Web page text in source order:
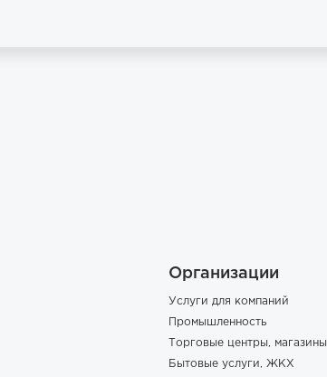
Организации
Услуги для компаний
Промышленность
Торговые центры, магазины
Бытовые услуги, ЖКХ